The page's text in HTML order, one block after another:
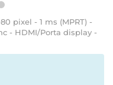
pixel - 1 ms (MPRT) -
- HDMI/Porta display -